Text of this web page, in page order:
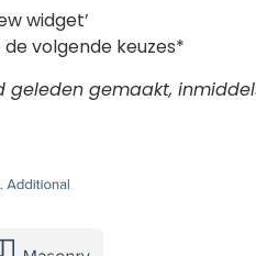
widget’
volgende keuzes*
gemaakt,